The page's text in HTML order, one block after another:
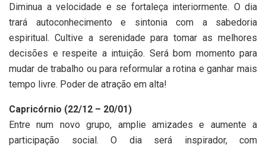
Diminua a velocidade e se fortaleça interiormente. O dia
trará autoconhecimento e sintonia com a sabedoria
espiritual. Cultive a serenidade para tomar as melhores
decisões e respeite a intuição. Será bom momento para
mudar de trabalho ou para reformular a rotina e ganhar mais
tempo livre. Poder de atração em alta!
Capricórnio (22/12 – 20/01)
Entre num novo grupo, amplie amizades e aumente a
participação social. O dia será inspirador, com